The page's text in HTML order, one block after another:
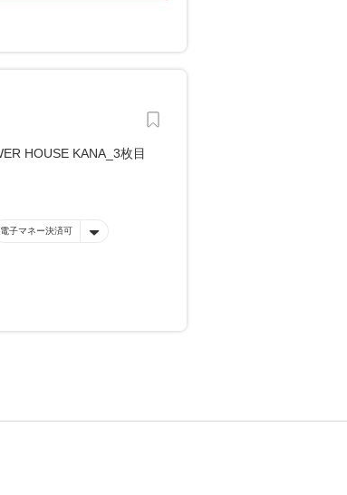
電子マネー決済可